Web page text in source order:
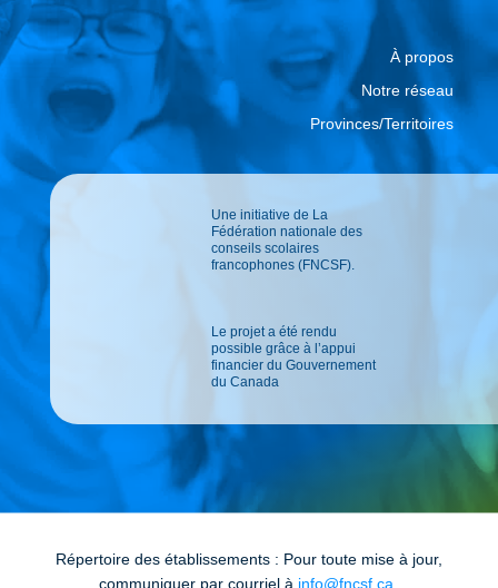
À propos
Notre réseau
Provinces/Territoires
Une initiative de La
Fédération nationale des
conseils scolaires
francophones (FNCSF).
Le projet a été rendu
possible grâce à l’appui
financier du Gouvernement
du Canada
Répertoire des établissements : Pour toute mise à jour,
communiquer par courriel à info@fncsf.ca